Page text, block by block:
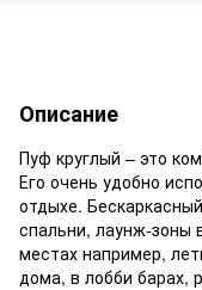
Описание
Пуф круглый – это
Его очень удобно
отдыхе.
спальни, лаунж-зоны
местах например,
дома, в лобби барах,